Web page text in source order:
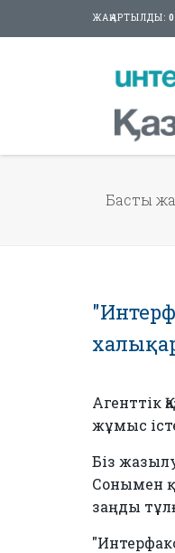
ЖАҢАРТЫЛДЫ:
Басты
Агенттік
жұмыс
Біз
Сонымен
заңды